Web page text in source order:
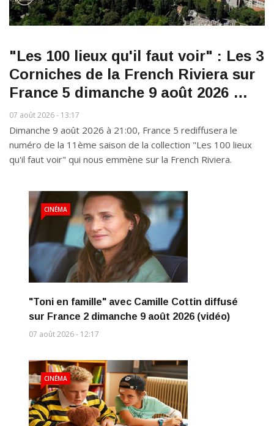
"Les 100 lieux qu'il faut voir" : Les 3
Corniches de la French Riviera sur
France 5 dimanche 9 août 2026 …
07 août 2026 - 13:17
Dimanche 9 août 2026 à 21:00, France 5 rediffusera le
numéro de la 11ème saison de la collection "Les 100 lieux
qu'il faut voir" qui nous emmène sur la French Riviera.
"Toni en famille" avec Camille Cottin diffusé
sur France 2 dimanche 9 août 2026 (vidéo)
07 août 2026 - 12:17
CINÉMA
CINÉMA